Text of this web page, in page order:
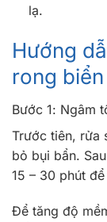
lạ.
Hướng
rong
Bước 1: Ngâm
Trước tiên, rửa
bỏ bụi bẩn.
15 – 30 phút
Để tăng độ